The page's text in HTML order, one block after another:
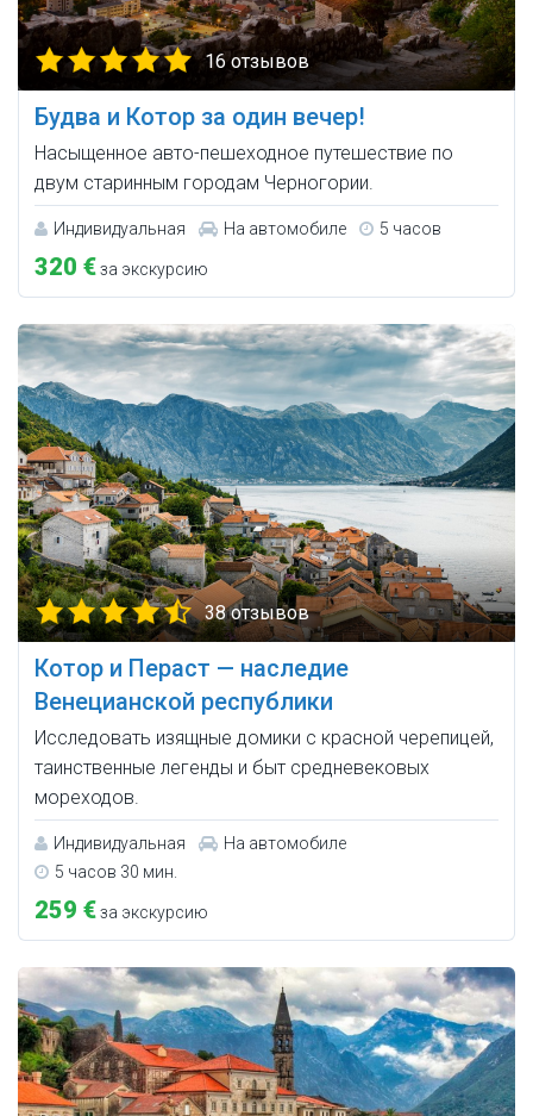
16 отзывов
Будва и Котор за один вечер!
Насыщенное авто-пешеходное путешествие по
двум старинным городам Черногории.
Индивидуальная На автомобиле 5 часов
320 €за экскурсию
38 отзывов
Котор и Пераст — наследие
Венецианской республики
Исследовать изящные домики с красной черепицей,
таинственные легенды и быт средневековых
мореходов.
Индивидуальная
На автомобиле
5 часов 30 мин.
259 €за экскурсию